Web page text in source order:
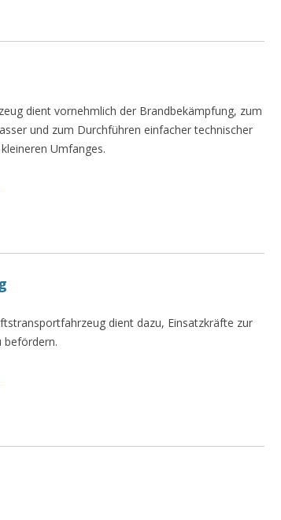
dient vornehmlich der Brandbekämpfung, zum
und zum Durchführen einfacher technischer
Umfanges.
dient dazu, Einsatzkräfte zur
befördern.